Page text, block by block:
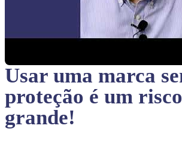
Usar uma marca
proteção é um
grande!